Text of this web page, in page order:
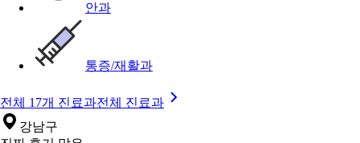
안과
통증/재활과
전체 17개 진료과전체 진료과
강남구